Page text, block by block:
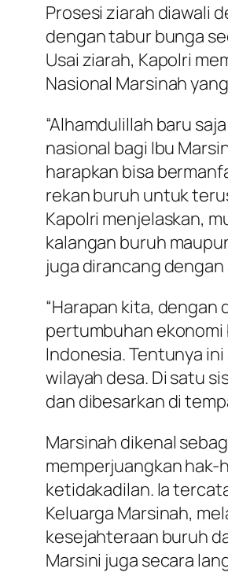
Prosesi ziarah diawali
dengan tabur bunga
Usai ziarah, Kapolri
Nasional Marsinah
“Alhamdulillah baru
nasional bagi Ibu
harapkan bisa
rekan buruh untuk
Kapolri menjelaskan,
kalangan buruh
juga dirancang
“Harapan kita,
pertumbuhan ekonomi
Indonesia. Tentunya
wilayah desa. Di satu
dan dibesarkan di
Marsinah dikenal
memperjuangkan hak-
ketidakadilan. Ia
Keluarga Marsinah,
kesejahteraan buruh
Marsini juga secara